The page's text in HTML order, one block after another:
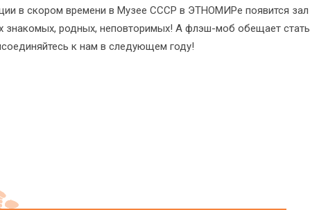
в скором времени в Музее СССР в ЭТНОМИРе появится зал
знакомых, родных, неповторимых! А флэш-моб обещает стать
к нам в следующем году!